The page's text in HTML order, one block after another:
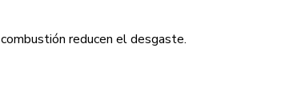
reducen el desgaste.